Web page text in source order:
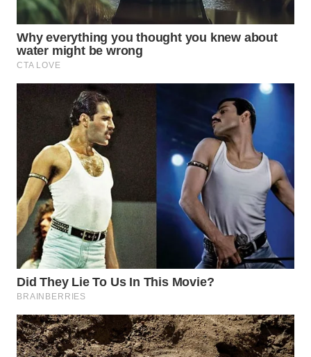
TAPANULI
UTARA
WN
WN
PADANG
LAWAS
WN
SUMEDANG
WN
CIANJUR
WN
KEPULAUAN
SERIBU
WN